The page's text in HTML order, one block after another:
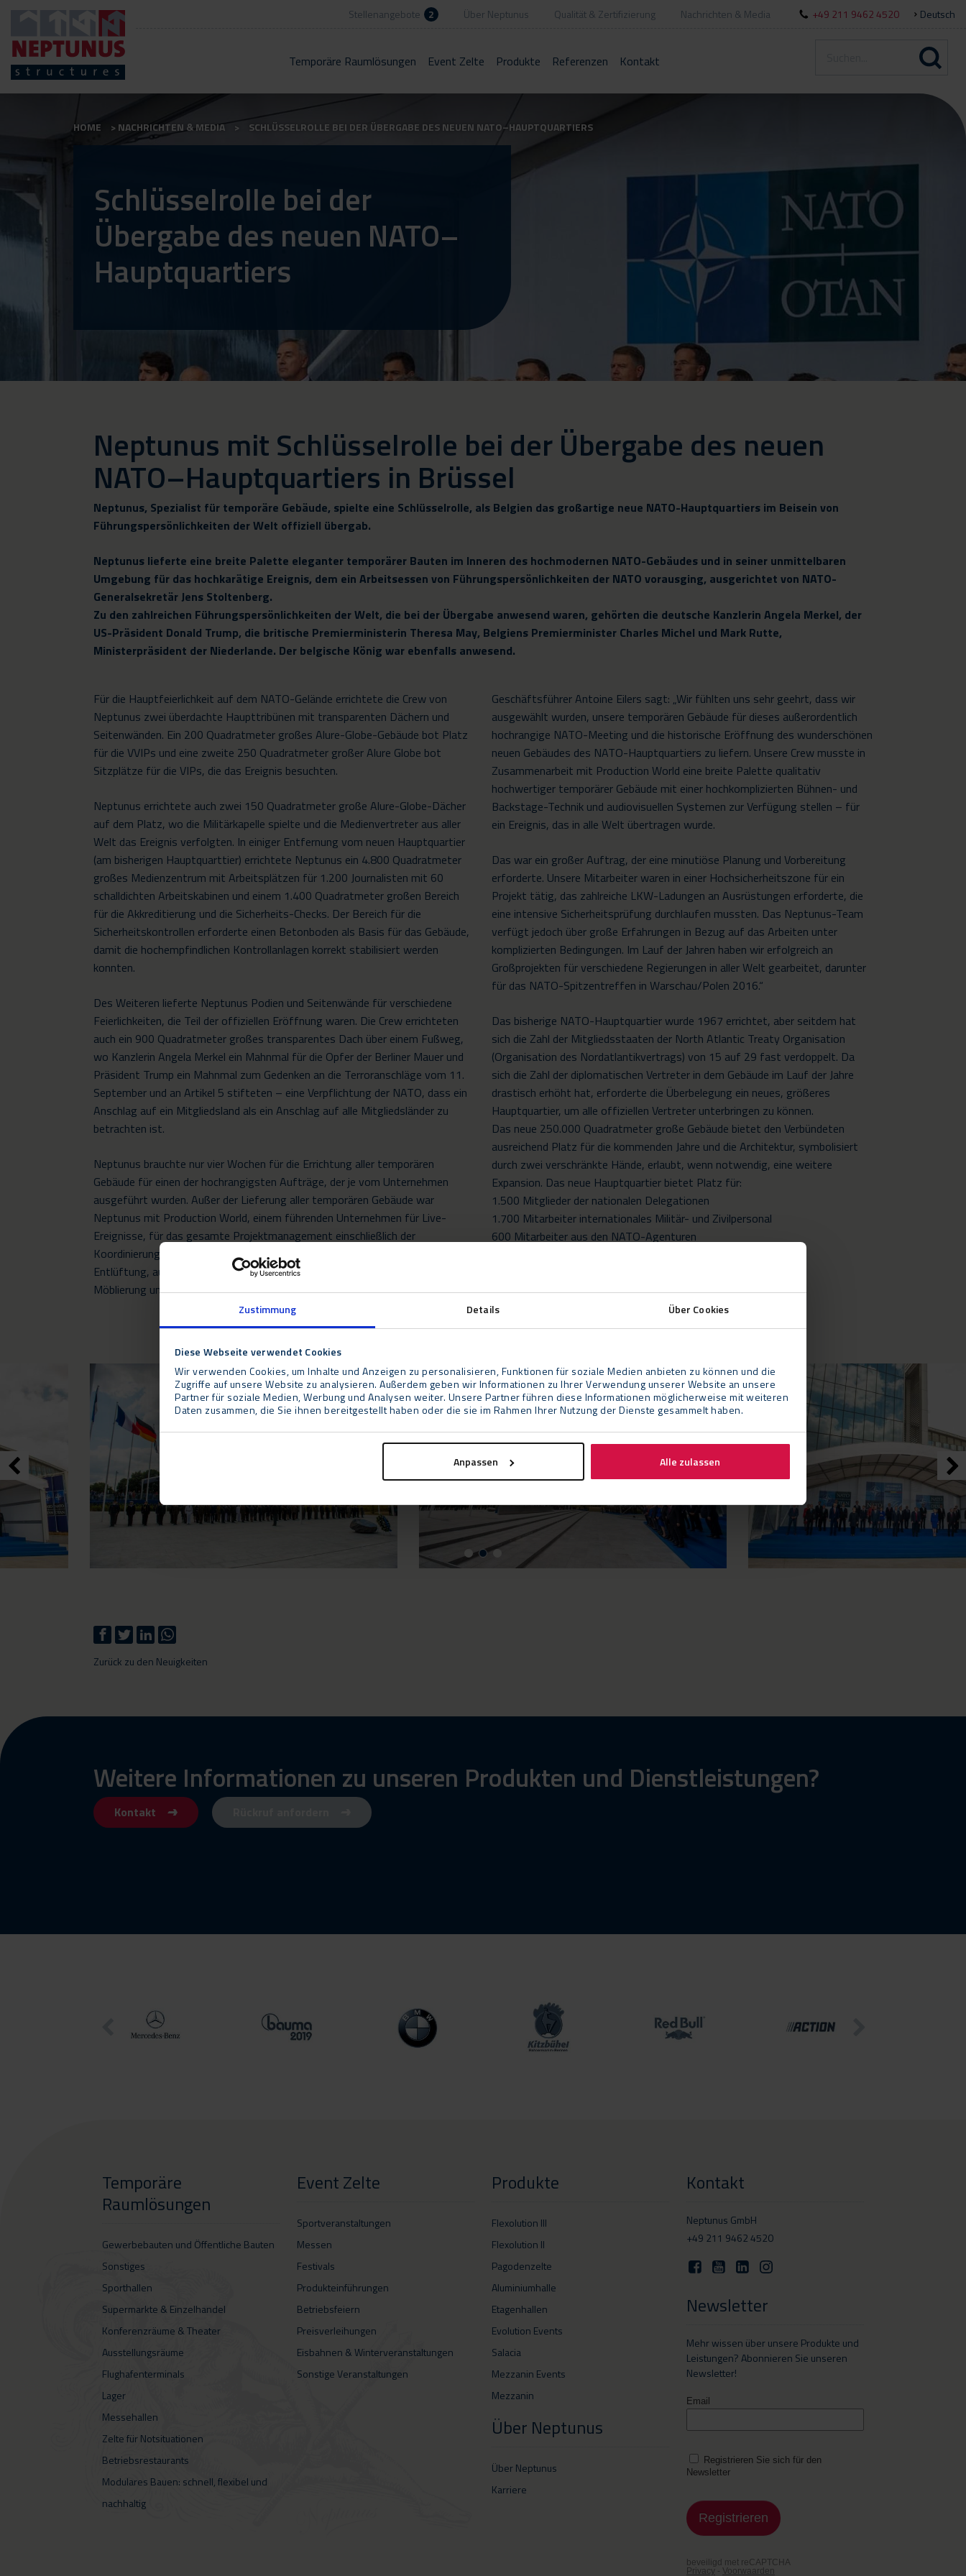
Zustimmung Details Über Cookies
Diese Webseite verwendet Cookies
Wir verwenden Cookies, um Inhalte und Anzeigen zu personalisieren, Funktionen für soziale Medien anbieten zu können und die
Zugriffe auf unsere Website zu analysieren. Außerdem geben wir Informationen zu Ihrer Verwendung unserer Website an unsere
Partner für soziale Medien, Werbung und Analysen weiter. Unsere Partner führen diese Informationen möglicherweise mit weiteren
Daten zusammen, die Sie ihnen bereitgestellt haben oder die sie im Rahmen Ihrer Nutzung der Dienste gesammelt haben.
Anpassen Alle zulassen
Stellenangebote 2 Über Neptunus Qualität & Zertifizierung Nachrichten & Media +49 211 9462 4520 Deutsch
Temporäre Raumlösungen Event Zelte Produkte Referenzen Kontakt
HOME NACHRICHTEN & MEDIA SCHLÜSSELROLLE BEI DER ÜBERGABE DES NEUEN NATO–HAUPTQUARTIERS
Schlüsselrolle bei der
Übergabe des neuen NATO–
Hauptquartiers
Neptunus mit Schlüsselrolle bei der Übergabe des neuen
NATO–Hauptquartiers in Brüssel
Neptunus, Spezialist für temporäre Gebäude, spielte eine Schlüsselrolle, als Belgien das großartige neue NATO-Hauptquartiers im Beisein von
Führungspersönlichkeiten der Welt offiziell übergab.
Neptunus lieferte eine breite Palette eleganter temporärer Bauten im Inneren des hochmodernen NATO-Gebäudes und in seiner unmittelbaren
Umgebung für das hochkarätige Ereignis, dem ein Arbeitsessen von Führungspersönlichkeiten der NATO vorausging, ausgerichtet von NATO-
Generalsekretär Jens Stoltenberg.
Zu den zahlreichen Führungspersönlichkeiten der Welt, die bei der Übergabe anwesend waren, gehörten die deutsche Kanzlerin Angela Merkel, der
US-Präsident Donald Trump, die britische Premierministerin Theresa May, Belgiens Premierminister Charles Michel und Mark Rutte,
Ministerpräsident der Niederlande. Der belgische König war ebenfalls anwesend.
Für die Hauptfeierlichkeit auf dem NATO-Gelände errichtete die Crew von
Neptunus zwei überdachte Haupttribünen mit transparenten Dächern und
Seitenwänden. Ein 200 Quadratmeter großes Alure-Globe-Gebäude bot Platz
für die VVIPs und eine zweite 250 Quadratmeter großer Alure Globe bot
Sitzplätze für die VIPs, die das Ereignis besuchten.
Neptunus errichtete auch zwei 150 Quadratmeter große Alure-Globe-Dächer
auf dem Platz, wo die Militärkapelle spielte und die Medienvertreter aus aller
Welt das Ereignis verfolgten. In einiger Entfernung vom neuen Hauptquartier
(am bisherigen Hauptquarttier) errichtete Neptunus ein 4.800 Quadratmeter
großes Medienzentrum mit Arbeitsplätzen für 1.200 Journalisten mit 60
schalldichten Arbeitskabinen und einem 1.400 Quadratmeter großen Bereich
für die Akkreditierung und die Sicherheits-Checks. Der Bereich für die
Sicherheitskontrollen erforderte einen Betonboden als Basis für das Gebäude,
damit die hochempfindlichen Kontrollanlagen korrekt stabilisiert werden
konnten.
Des Weiteren lieferte Neptunus Podien und Seitenwände für verschiedene
Feierlichkeiten, die Teil der offiziellen Eröffnung waren. Die Crew errichteten
auch ein 900 Quadratmeter großes transparentes Dach über einem Fußweg,
wo Kanzlerin Angela Merkel ein Mahnmal für die Opfer der Berliner Mauer und
Präsident Trump ein Mahnmal zum Gedenken an die Terroranschläge vom 11.
September und an Artikel 5 stifteten – eine Verpflichtung der NATO, dass ein
Anschlag auf ein Mitgliedsland als ein Anschlag auf alle Mitgliedsländer zu
betrachten ist.
Neptunus brauchte nur vier Wochen für die Errichtung aller temporären
Gebäude für einen der hochrangigsten Aufträge, der je vom Unternehmen
ausgeführt wurden. Außer der Lieferung aller temporären Gebäude war
Neptunus mit Production World, einem führenden Unternehmen für Live-
Ereignisse, für das gesamte Projektmanagement einschließlich der
Koordinierung der Subunternehmen für Strom, Beleuchtung, Be- und
Entlüftung, audiovisuelle Ausrüstung, Beschilderung, Bühnentechnik,
Möblierung und die Installation der Sicherheitstechnik verantwortlich.
Geschäftsführer Antoine Eilers sagt: „Wir fühlten uns sehr geehrt, dass wir
ausgewählt wurden, unsere temporären Gebäude für dieses außerordentlich
hochrangige NATO-Meeting und die historische Eröffnung des wunderschönen
neuen Gebäudes des NATO-Hauptquartiers zu liefern. Unsere Crew musste in
Zusammenarbeit mit Production World eine breite Palette qualitativ
hochwertiger temporärer Gebäude mit einer hochkomplizierten Bühnen- und
Backstage-Technik und audiovisuellen Systemen zur Verfügung stellen – für
ein Ereignis, das in alle Welt übertragen wurde.
Das war ein großer Auftrag, der eine minutiöse Planung und Vorbereitung
erforderte. Unsere Mitarbeiter waren in einer Hochsicherheitszone für ein
Projekt tätig, das zahlreiche LKW-Ladungen an Ausrüstungen erforderte, die
eine intensive Sicherheitsprüfung durchlaufen mussten. Das Neptunus-Team
verfügt jedoch über große Erfahrungen in Bezug auf das Arbeiten unter
komplizierten Bedingungen. Im Lauf der Jahren haben wir erfolgreich an
Großprojekten für verschiedene Regierungen in aller Welt gearbeitet, darunter
für das NATO-Spitzentreffen in Warschau/Polen 2016.“
Das bisherige NATO-Hauptquartier wurde 1967 errichtet, aber seitdem hat
sich die Zahl der Mitgliedsstaaten der North Atlantic Treaty Organisation
(Organisation des Nordatlantikvertrags) von 15 auf 29 fast verdoppelt. Da
sich die Zahl der diplomatischen Vertreter in dem Gebäude im Lauf der Jahre
drastisch erhöht hat, erforderte die Überbelegung ein neues, größeres
Hauptquartier, um alle offiziellen Vertreter unterbringen zu können.
Das neue 250.000 Quadratmeter große Gebäude bietet den Verbündeten
ausreichend Platz für die kommenden Jahre und die Architektur, symbolisiert
durch zwei verschränkte Hände, erlaubt, wenn notwendig, eine weitere
Expansion. Das neue Hauptquartier bietet Platz für:
1.500 Mitglieder der nationalen Delegationen
1.700 Mitarbeiter internationales Militär- und Zivilpersonal
600 Mitarbeiter aus den NATO-Agenturen
Zurück zu den Neuigkeiten
Weitere Informationen zu unseren Produkten und Dienstleistungen?
Kontakt
Temporäre
Raumlösungen
Gewerbebauten und Öffentliche Bauten
Sonstiges
Sporthallen
Supermarkte & Einzelhandel
Konferenzräume & Theater
Ausstellungsräume
Flughafenterminals
Lager
Messehallen
Zelte für Notsituationen
Betriebsrestaurants
Modulares Bauen: schnell, flexibel und
nachhaltig
Event Zelte
Sportveranstaltungen
Messen
Festivals
Produkteinführungen
Betriebsfeiern
Preisverleihungen
Eisbahnen & Winterveranstaltungen
Sonstige Veranstaltungen
Produkte
Flexolution III
Flexolution II
Pagodenzelte
Aluminiumhalle
Etagenhallen
Evolution Events
Salacia
Mezzanin Events
Mezzanin
Über Neptunus
Über Neptunus
Karriere
Kontakt
Neptunus GmbH
+49 211 9462 4520
Newsletter
Mehr wissen über unsere Produkte und
Leistungen? Abonnieren Sie unseren
Newsletter!